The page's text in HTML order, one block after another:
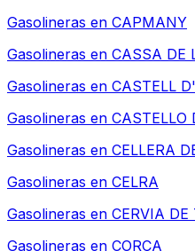
Gasolineras en CAPMANY
Gasolineras en CASSA DE
Gasolineras en CASTELL
Gasolineras en CASTELLO
Gasolineras en CELLERA
Gasolineras en CELRA
Gasolineras en CERVIA DE
Gasolineras en CORÇA